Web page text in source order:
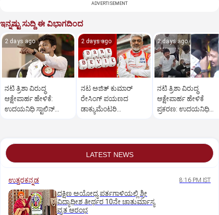
ADVERTISEMENT
ಇನ್ನಷ್ಟು ಸುದ್ದಿ ಈ ವಿಭಾಗದಿಂದ
2 days ago
ನಟಿ ತ್ರಿಶಾ ವಿರುದ್ಧ
ಆಕ್ಷೇಪಾರ್ಹ ಹೇಳಿಕೆ:
ಉದಯನಿಧಿ ಸ್ಟಾಲಿನ್‌
2 days ago
ನಟ ಅಜಿತ್‌ ಕುಮಾರ್‌
ರೇಸಿಂಗ್‌ ಪಯಣದ
ಡಾಕ್ಯುಮೆಂಟರಿ
2 days ago
ನಟಿ ತ್ರಿಶಾ ವಿರುದ್ಧ
ಆಕ್ಷೇಪಾರ್ಹ ಹೇಳಿಕೆ
ಪ್ರಕರಣ: ಉದಯನಿಧಿ
LATEST NEWS
ಉತ್ತರಕನ್ನಡ 8:16 PM IST
ದಕ್ಷಿಣ ಅಯೋಧ್ಯ ಪರ್ತಗಾಳಿಯಲ್ಲಿ ಶ್ರೀ
ವಿದ್ಯಾಧೀಶ ತೀರ್ಥರ 10ನೇ ಚಾತುರ್ಮಾಸ್ಯ
ವ್ರತ ಆರಂಭ